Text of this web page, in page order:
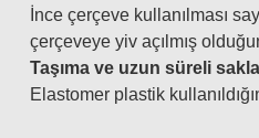
İnce çerçeve kullanılması
çerçeveye yiv açılmış
Taşıma ve uzun süreli
Elastomer plastik